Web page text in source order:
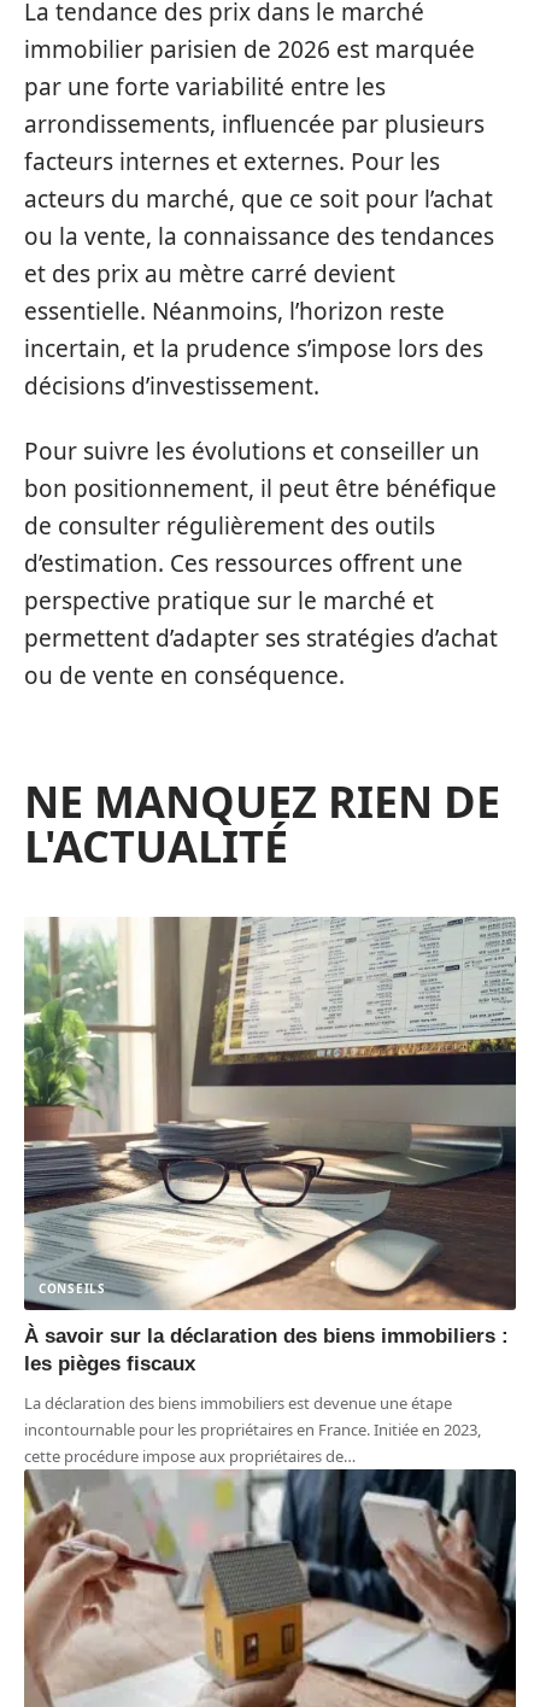
La tendance des prix dans le marché
immobilier parisien de 2026 est marquée
par une forte variabilité entre les
arrondissements, influencée par plusieurs
facteurs internes et externes. Pour les
acteurs du marché, que ce soit pour l’achat
ou la vente, la connaissance des tendances
et des prix au mètre carré devient
essentielle. Néanmoins, l’horizon reste
incertain, et la prudence s’impose lors des
décisions d’investissement.
Pour suivre les évolutions et conseiller un
bon positionnement, il peut être bénéfique
de consulter régulièrement des outils
d’estimation. Ces ressources offrent une
perspective pratique sur le marché et
permettent d’adapter ses stratégies d’achat
ou de vente en conséquence.
NE MANQUEZ RIEN DE
L'ACTUALITÉ
CONSEILS
À savoir sur la déclaration des biens immobiliers :
les pièges fiscaux
La déclaration des biens immobiliers est devenue une étape
incontournable pour les propriétaires en France. Initiée en 2023,
cette procédure impose aux propriétaires de…